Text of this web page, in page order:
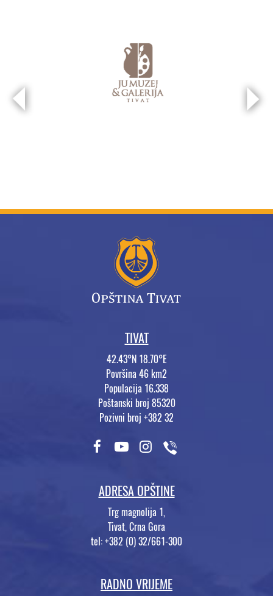
TIVAT
42.43°N 18.70°E
Površina 46 km2
Populacija 16.338
Poštanski broj 85320
Pozivni broj +382 32
ADRESA OPŠTINE
Trg magnolija 1,
Tivat, Crna Gora
tel: +382 (0) 32/661-300
RADNO VRIJEME